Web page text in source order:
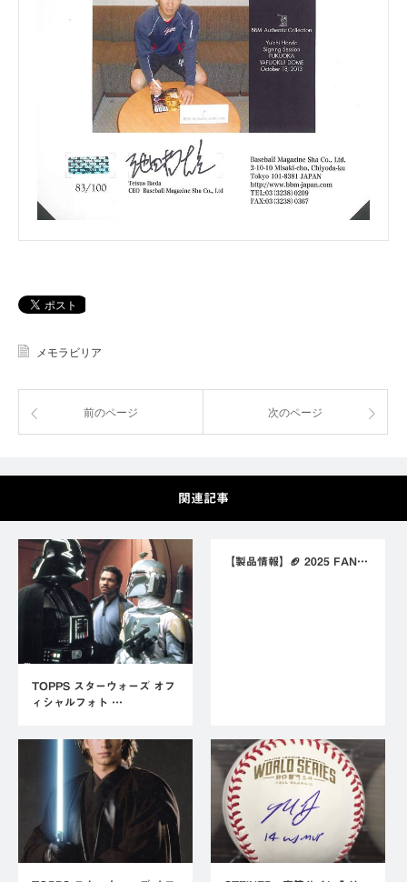
メモラビリア
前のページ 次のページ
関連記事
TOPPS スターウォーズ オフ
ィシャルフォト …
【製品情報】🏈 2025 FAN…